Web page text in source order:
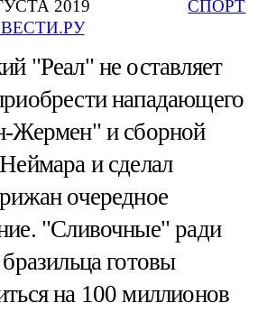
2019
СПОРТ
"Реал" не оставляет
нападающего
Жермен" и сборной
и сделал
очередное
"Сливочные" ради
готовы
на 100 миллионов